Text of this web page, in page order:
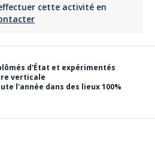
cette activité en
d'État et expérimentés
verticale
l'année dans des lieux 100%